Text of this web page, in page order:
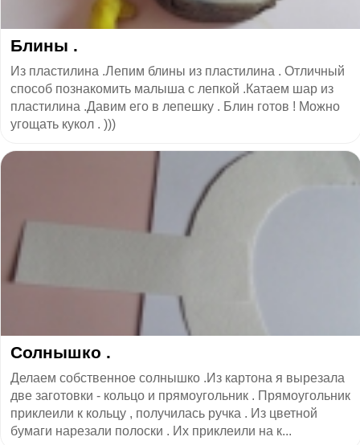
Блины .
Из пластилина .Лепим блины из пластилина . Отличный
способ познакомить малыша с лепкой .Катаем шар из
пластилина .Давим его в лепешку . Блин готов ! Можно
угощать кукол . )))
Солнышко .
Делаем собственное солнышко .Из картона я вырезала
две заготовки - кольцо и прямоугольник . Прямоугольник
приклеили к кольцу , получилась ручка . Из цветной
бумаги нарезали полоски . Их приклеили на к...